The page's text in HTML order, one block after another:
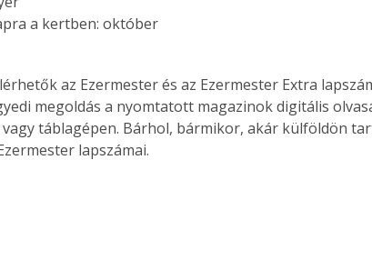
a kertben: október
az Ezermester és az Ezermester Extra
megoldás a nyomtatott magazinok digitális
táblagépen. Bárhol, bármikor, akár külföldön
lapszámai.